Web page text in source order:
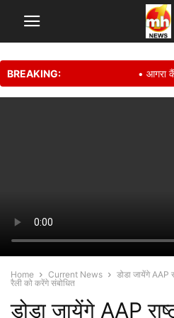
BREAKING: • आगरा
Home Current News
डोडा जायेंगे AAP
रैली को करेंगे संबोधित
डोडा जायेंगे AAP